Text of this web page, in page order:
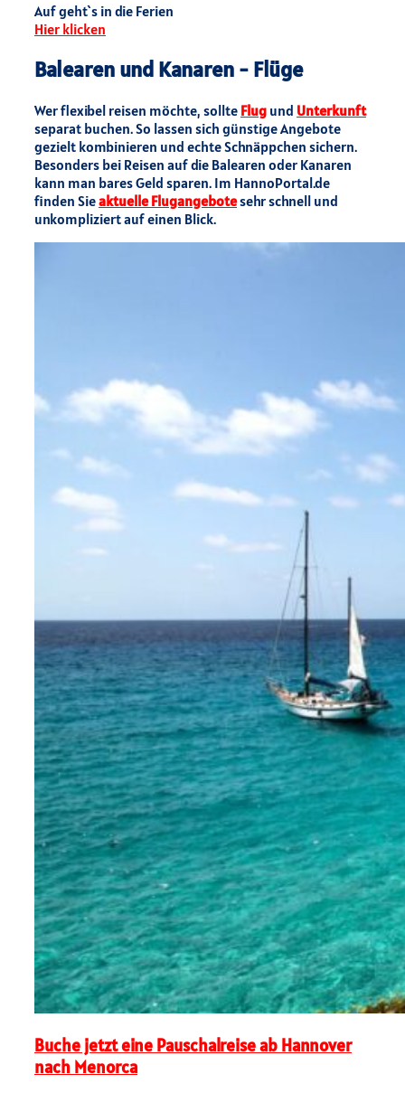
Auf geht`s in die Ferien
Hier klicken
Balearen und Kanaren - Flüge
Wer flexibel reisen möchte, sollte Flug und Unterkunft
separat buchen. So lassen sich günstige Angebote
gezielt kombinieren und echte Schnäppchen sichern.
Besonders bei Reisen auf die Balearen oder Kanaren
kann man bares Geld sparen. Im HannoPortal.de
finden Sieaktuelle Flugangebotesehr schnell und
unkompliziert auf einen Blick.
Buche jetzt eine Pauschalreise ab Hannover
nach Menorca